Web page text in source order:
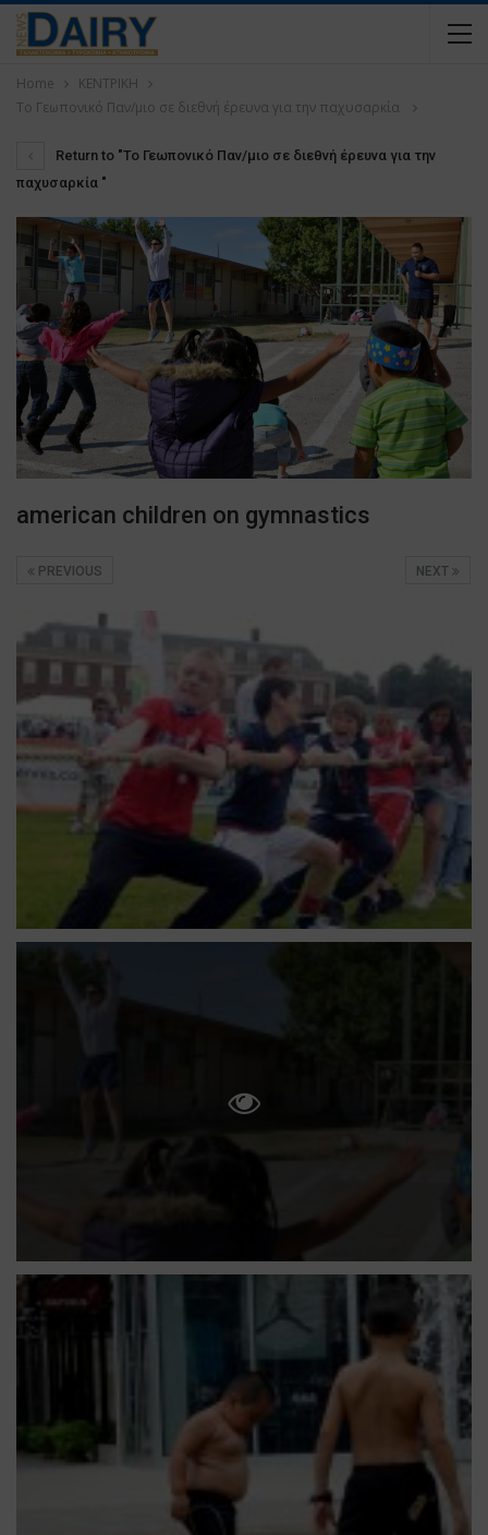
Home
ΚΕΝΤΡΙΚΗ
Το Γεωπονικό Παν/μιο σε διεθνή έρευνα για την παχυσαρκία
Return to "Το Γεωπονικό Παν/μιο σε διεθνή έρευνα για την
παχυσαρκία "
american children on gymnastics
NEXT
PREVIOUS